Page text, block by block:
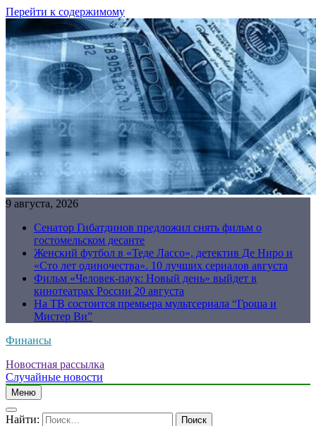
Перейти к содержимому
9 августа, 2026
Сенатор Гибатдинов предложил снять фильм о
гостомельском десанте
Женский футбол в «Теде Лассо», детектив Де Ниро и
«Сто лет одиночества». 10 лучших сериалов августа
Фильм «Человек-паук: Новый день» выйдет в
кинотеатрах России 20 августа
На ТВ состоится премьера мультсериала “Гроша и
Мистер Ви”
Финансы
Новостная рассылка
Случайные новости
Меню
Найти: